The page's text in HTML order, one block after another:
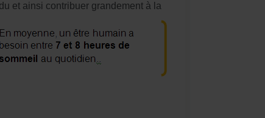
et ainsi contribuer grandement à la